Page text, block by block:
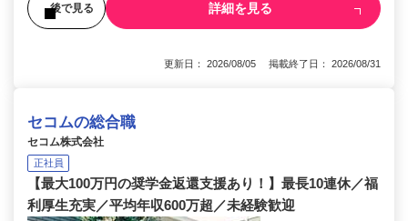
後で見る 詳細を見る
更新日： 2026/08/05 掲載終了日： 2026/08/31
セコムの総合職
セコム株式会社
正社員
【最大100万円の奨学金返還支援あり！】最長10連休／福
利厚生充実／平均年収600万超／未経験歓迎